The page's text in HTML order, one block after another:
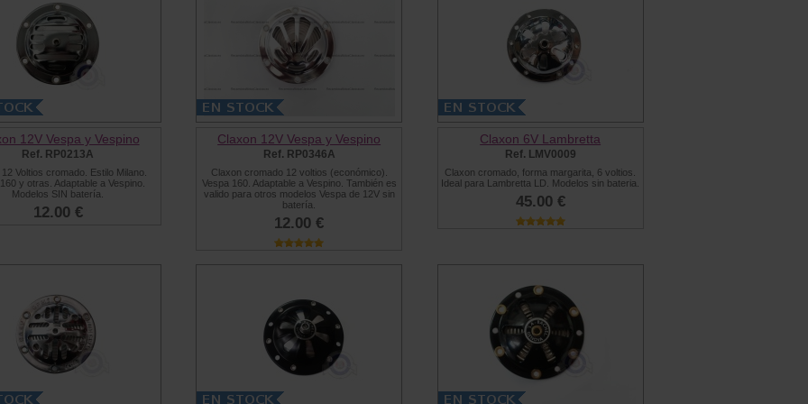
12V Vespa y Vespino
Ref. RP0213A
Voltios cromado. Estilo Milano.
y otras. Adaptable a Vespino.
Modelos SIN batería.
12.00 €
Claxon 12V Vespa y Vespino
Ref. RP0346A
Claxon cromado 12 voltios (económico).
Vespa 160. Adaptable a Vespino. También es
valido para otros modelos Vespa de 12V sin
batería.
12.00 €
Claxon 6V Lambretta
Ref. LMV0009
Claxon cromado, forma margarita, 6 voltios.
Ideal para Lambretta LD. Modelos sin bateria.
45.00 €